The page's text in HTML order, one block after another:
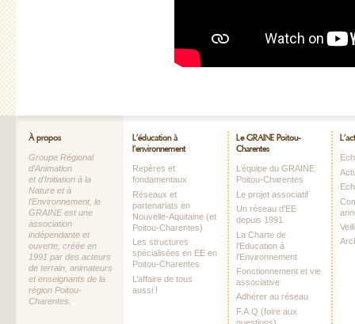
À propos
Groupe Régional
d’Animation
et d’Initiation à la
Nature et à
l’Environnement, le
GRAINE est une
association
indépendante et
ouverte, créée en
1991 par des acteurs
de terrain, animateurs
et enseignants de la
région Poitou-
Charentes.
L’éducation à
l’environnement
Repères et
fondamentaux
Réseaux et
partenariats en
Nouvelle-Aquitaine (et
Poitou-Charentes)
Les structures
spécialisées en EE en
Poitou-Charentes
L’affaire de tous
aussi !
Le GRAINE Poitou-
Charentes
L’équipe du GRAINE
Poitou-Charentes
Le projet associatif
Un réseau d’EE
depuis 1991
La Charte de
l’Education à
l’Environnement
Fonctionnement et vie
associative
Adhérer au réseau
F.A.Q (foire aux
questions)